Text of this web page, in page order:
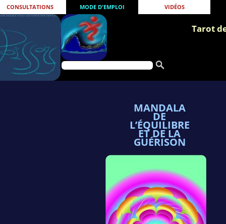
CONSULTATIONS MODE D'EMPLOI VIDÉOS
Tarot
MANDALA
DE
L’ÉQUILIBRE
ET DE LA
GUÉRISON